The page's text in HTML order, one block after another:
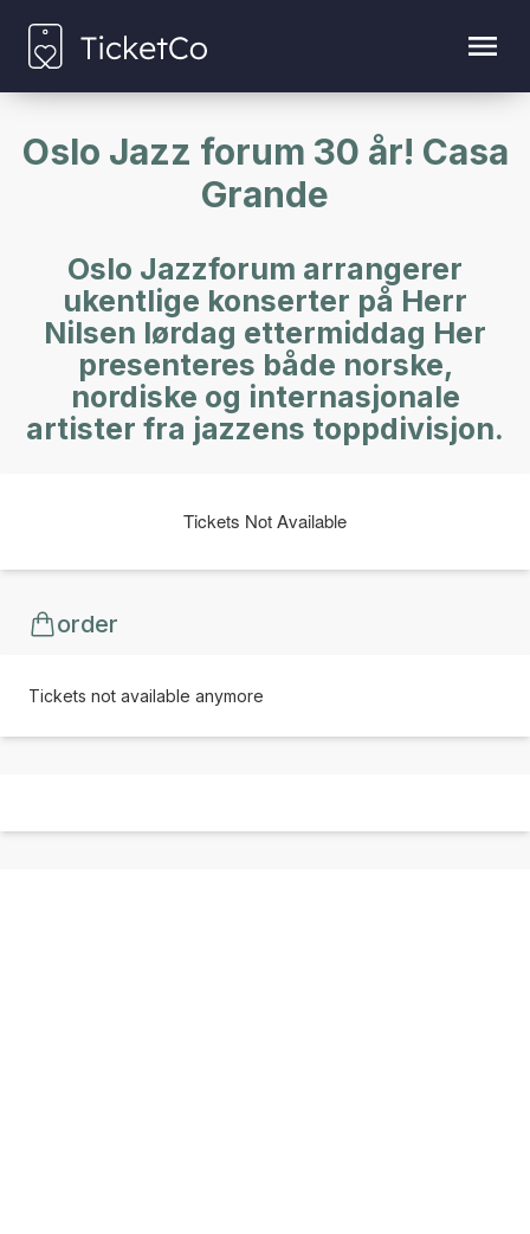
Oslo Jazz forum 30 år! Casa
Grande
Oslo Jazzforum arrangerer
ukentlige konserter på Herr
Nilsen lørdag ettermiddag Her
presenteres både norske,
nordiske og internasjonale
artister fra jazzens toppdivisjon.
Tickets Not Available
order
Tickets not available anymore